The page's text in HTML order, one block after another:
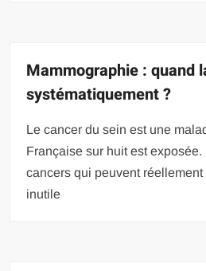
Mammographie : quand
systématiquement ?
Le cancer du sein est une
Française sur huit est exposée.
cancers qui peuvent réellement
inutile